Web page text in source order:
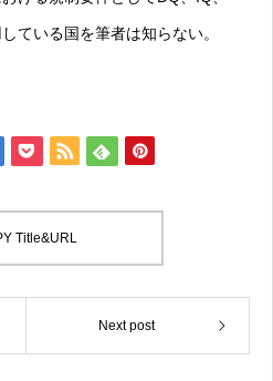
ている国を筆者は知らない。
Title&URL
Next post